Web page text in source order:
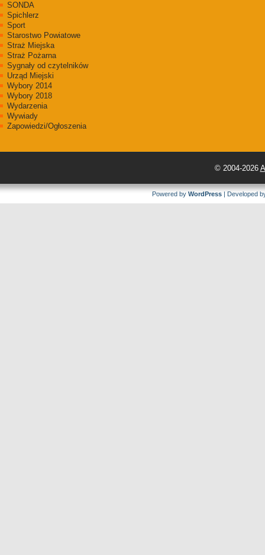
SONDA
Spichlerz
Sport
Starostwo Powiatowe
Straż Miejska
Straż Pożarna
Sygnały od czytelników
Urząd Miejski
Wybory 2014
Wybory 2018
Wydarzenia
Wywiady
Zapowiedzi/Ogłoszenia
© 2004-2026
Powered by WordPress | Developed